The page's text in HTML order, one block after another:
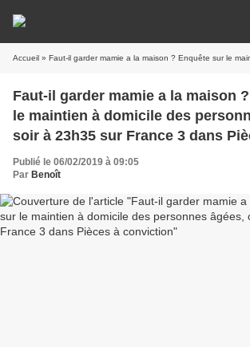
Accueil » Faut-il garder mamie a la maison ? Enquête sur le maintien à domicile des personnes âgées, ce soir à
Faut-il garder mamie a la maison
le maintien à domicile des
soir à 23h35 sur France 3 dans
conviction
Publié le 06/02/2019 à 09:05
Par Benoît